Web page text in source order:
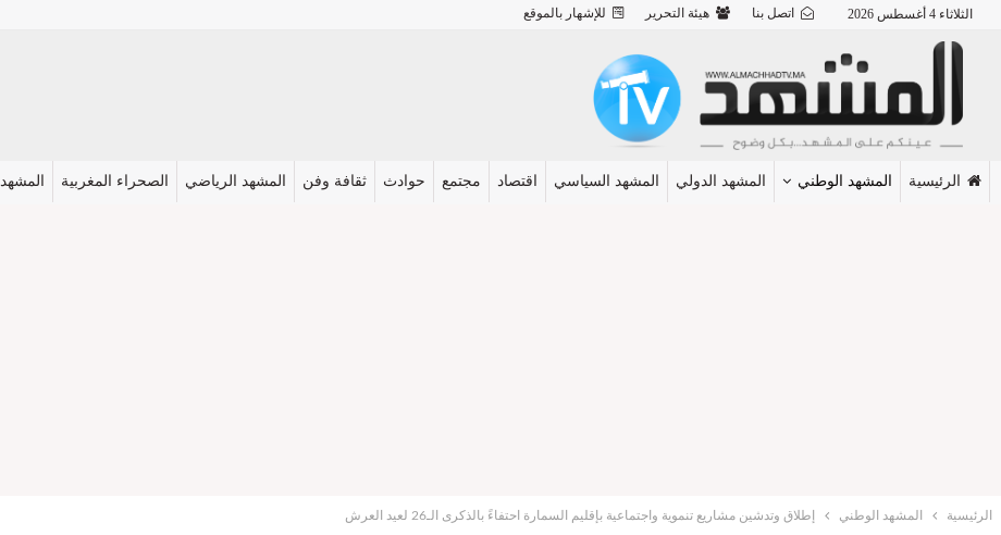
الثلاثاء 4 أغسطس 2026 اتصل بنا هيئة التحرير للإشهار بالموقع
الرئيسية المشهد الوطني المشهد الدولي المشهد السياسي اقتصاد مجتمع حوادث ثقافة وفن المشهد الرياضي الصحراء المغربية المشهد TV
الرئيسية المشهد الوطني إطلاق وتدشين مشاريع تنموية واجتماعية بإقليم السمارة احتفاءً بالذكرى الـ26 لعيد العرش